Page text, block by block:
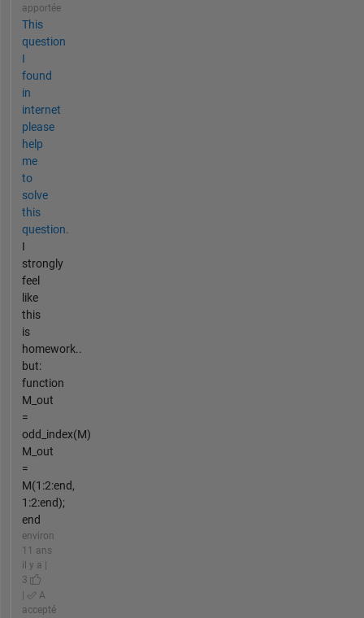
apportée
This
question
I
found
in
internet
please
help
me
to
solve
this
question.
I
strongly
feel
like
this
is
homework..
but:
function
M_out
=
odd_index(M)
M_out
=
M(1:2:end,
1:2:end);
end
environ
11 ans
il y a |
3
|
A
accepté